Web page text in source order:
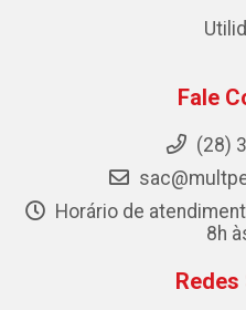
Fale
(28)
Horário de
8h